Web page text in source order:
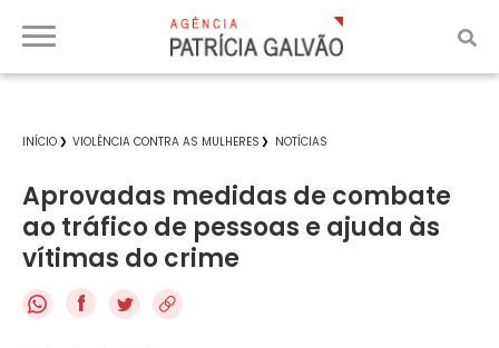
INÍCIO VIOLÊNCIA CONTRA AS MULHERES NOTÍCIAS
Aprovadas medidas de combate
ao tráfico de pessoas e ajuda às
vítimas do crime
f